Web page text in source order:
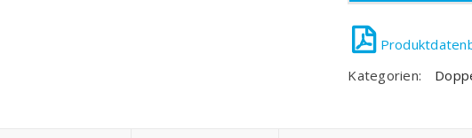
Kategorien: